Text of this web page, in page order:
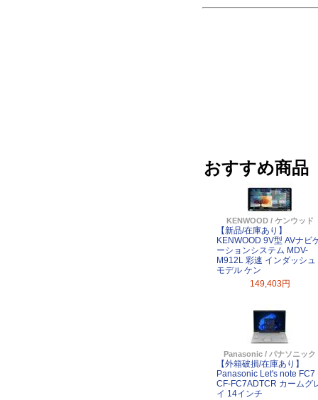
おすすめ商品
KENWOOD / ケンウッド
【新品/在庫あり】
KENWOOD 9V型 AVナビ
ーションシステム MDV-
M912L 彩速 インダッシュ
モデル ケン
149,403円
Panasonic / パナソニック
【外箱破損/在庫あり】
Panasonic Let's note FC7
CF-FC7ADTCR カームグ
イ 14インチ